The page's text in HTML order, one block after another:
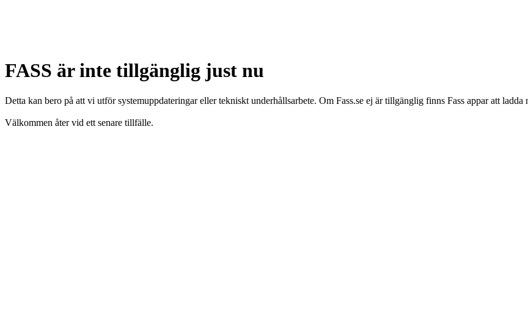
FASS är inte tillgänglig just nu
Detta kan bero på att vi utför systemuppdateringar eller tekniskt underhållsarbete. Om Fass.se ej är tillgänglig finns Fass appar att
Välkommen åter vid ett senare tillfälle.